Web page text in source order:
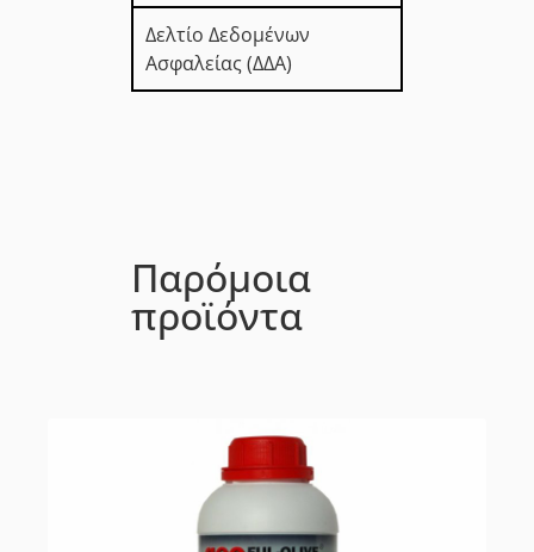
Δελτίο Δεδομένων
Ασφαλείας (ΔΔΑ)
Παρόμοια
προϊόντα